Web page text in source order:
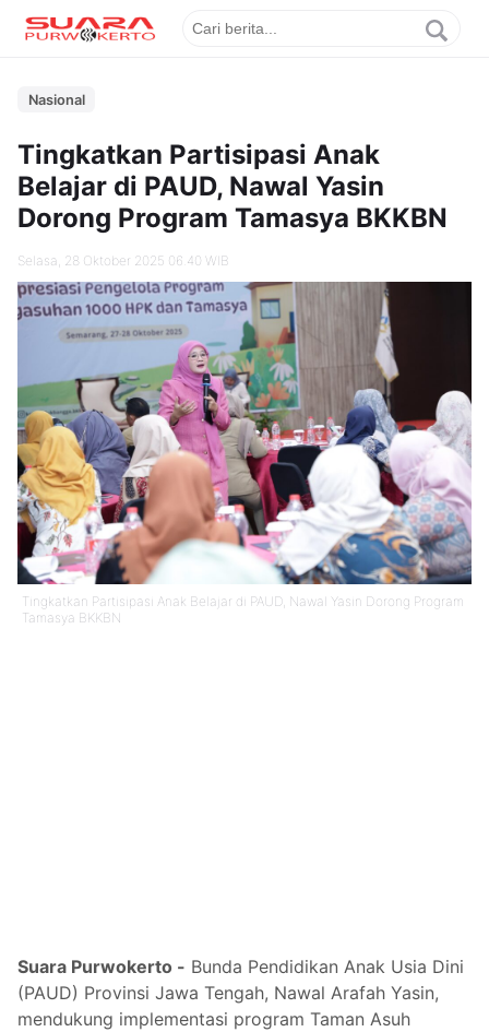
Nasional
Tingkatkan Partisipasi Anak
Belajar di PAUD, Nawal Yasin
Dorong Program Tamasya BKKBN
Selasa, 28 Oktober 2025 06.40 WIB
Tingkatkan Partisipasi Anak Belajar di PAUD, Nawal Yasin Dorong Program
Tamasya BKKBN
Suara Purwokerto - Bunda Pendidikan Anak Usia Dini
(PAUD) Provinsi Jawa Tengah, Nawal Arafah Yasin,
mendukung implementasi program Taman Asuh